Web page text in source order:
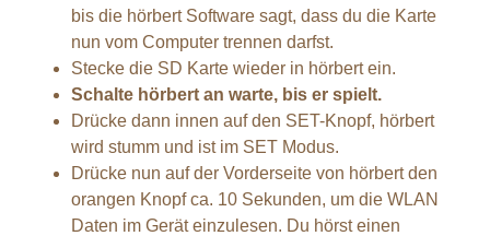
bis die hörbert Software sagt, dass du die Karte
nun vom Computer trennen darfst.
Stecke die SD Karte wieder in hörbert ein.
Schalte hörbert an warte, bis er spielt.
Drücke dann innen auf den SET-Knopf, hörbert
wird stumm und ist im SET Modus.
Drücke nun auf der Vorderseite von hörbert den
orangen Knopf ca. 10 Sekunden, um die WLAN
Daten im Gerät einzulesen. Du hörst einen